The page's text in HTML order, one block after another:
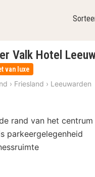
Valk Hotel
van luxe
› Friesland › Leeuwarden
rand van het centrum
parkeergelegenheid